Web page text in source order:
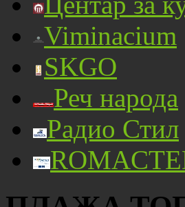
Viminacium
SKGO
Реч народа
Радио Стил